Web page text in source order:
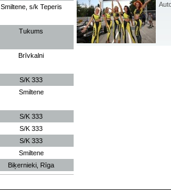
Smiltene, s/k Teperis
Tukums
Brīvkalni
S/K 333
Smiltene
S/K 333
S/K 333
S/K 333
Smiltene
Biķernieki, Rīga